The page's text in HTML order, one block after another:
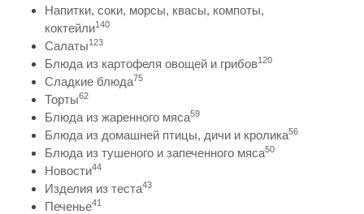
Напитки, соки, морсы, квасы, компоты,
коктейли140
Салаты123
Блюда из картофеля овощей и грибов120
Сладкие блюда75
Торты62
Блюда из жаренного мяса59
Блюда из домашней птицы, дичи и кролика56
Блюда из тушеного и запеченного мяса50
Новости44
Изделия из теста43
Печенье41